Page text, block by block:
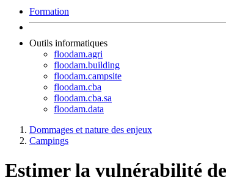
Formation
Outils informatiques
floodam.agri
floodam.building
floodam.campsite
floodam.cba
floodam.cba.sa
floodam.data
Dommages et nature des enjeux
Campings
Estimer la vulnérabilité